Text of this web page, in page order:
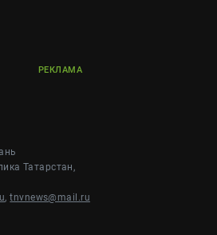
РЕКЛАМА
Татарстан,
,tnvnews@mail.ru